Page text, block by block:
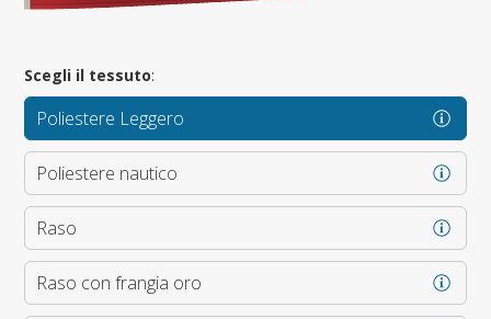
Scegli il tessuto:
Poliestere Leggero
Poliestere nautico
Raso
Raso con frangia oro